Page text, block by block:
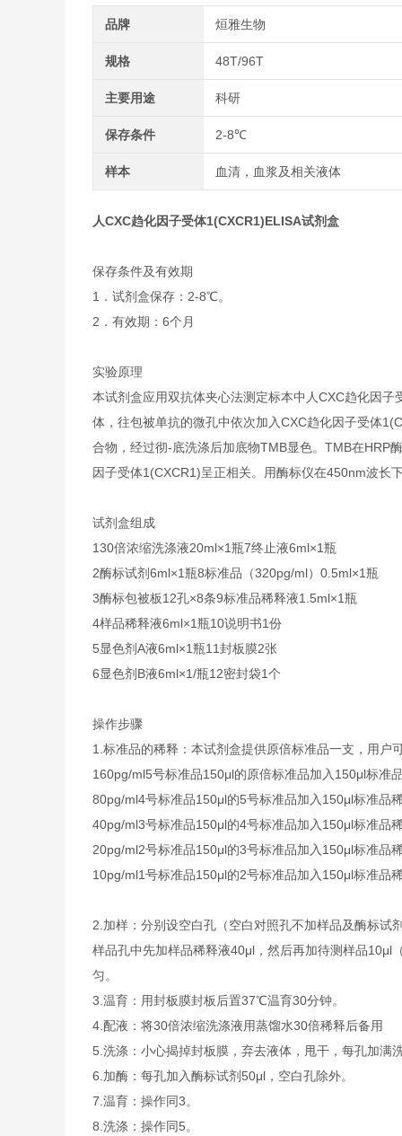
品牌 烜雅生物
规格 48T/96T
主要用途 科研
保存条件 2-8℃
样本 血清，血浆及相关液体
人CXC趋化因子受体1(CXCR1)ELISA试剂盒
保存条件及有效期
1．试剂盒保存：2-8℃。
2．有效期：6个月
实验原理
本试剂盒应用双抗体夹心法测定标本中人CXC趋化因
体，往包被单抗的微孔中依次加入CXC趋化因子受体
合物，经过彻-底洗涤后加底物TMB显色。TMB在HRP
因子受体1(CXCR1)呈正相关。用酶标仪在450nm波
试剂盒组成
130倍浓缩洗涤液20ml×1瓶7终止液6ml×1瓶
2酶标试剂6ml×1瓶8标准品（320pg/ml） 0.5ml×1瓶
3酶标包被板12孔×8条9标准品稀释液1.5ml×1瓶
4样品稀释液6ml×1瓶10说明书1份
5显色剂A液6ml×1瓶11封板膜2张
6显色剂B液6ml×1/瓶12密封袋1个
操作步骤
1.标准品的稀释：本试剂盒提供原倍标准品一支，用户
160pg/ml5号标准品150μl的原倍标准品加入150μl标准
80pg/ml4号标准品150μl的5号标准品加入150μl标准品
40pg/ml3号标准品150μl的4号标准品加入150μl标准品
20pg/ml2号标准品150μl的3号标准品加入150μl标准品
10pg/ml1号标准品150μl的2号标准品加入150μl标准品
2.加样：分别设空白孔（空白对照孔不加样品及酶标试
样品孔中先加样品稀释液40μl，然后再加待测样品10μl
匀。
3.温育：用封板膜封板后置37℃温育30分钟。
4.配液：将30倍浓缩洗涤液用蒸馏水30倍稀释后备用
5.洗涤：小心揭掉封板膜，弃去液体，甩干，每孔加满
6.加酶：每孔加入酶标试剂50μl，空白孔除外。
7.温育：操作同3。
8.洗涤：操作同5。